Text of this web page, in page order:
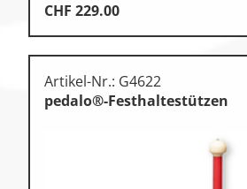
CHF 229.00
Artikel-Nr.: G4622
pedalo®-Festhaltestützen